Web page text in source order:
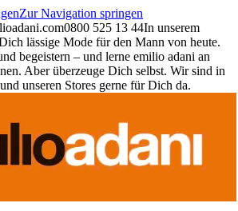
Zur Navigation springen
0800 525 13 44In unserem
lässige Mode für den Mann von heute.
begeistern – und lerne emilio adani an
Aber überzeuge Dich selbst. Wir sind in
unseren Stores gerne für Dich da.